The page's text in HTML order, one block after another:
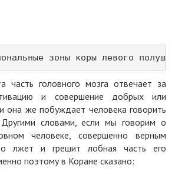
зоны коры левого
часть головного мозга отвечает за
и совершение добрых или
она же побуждает человека говорить
словами, если мы говорим о
человеке, совершенно верным
лжет и грешит лобная часть его
поэтому в Коране сказано: